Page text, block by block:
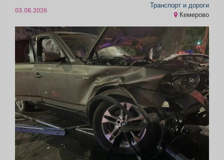
03.08.2026
Транспорт и дороги
Кемерово